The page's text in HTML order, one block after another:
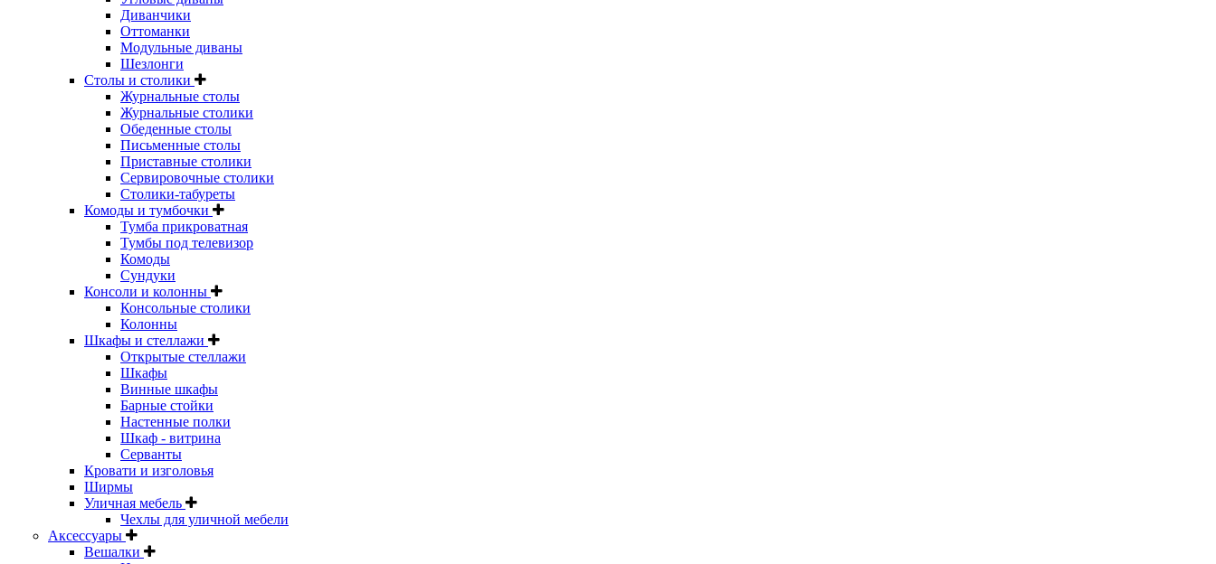
Диванчики
Оттоманки
Модульные диваны
Шезлонги
Столы и столики
Журнальные столы
Журнальные столики
Обеденные столы
Письменные столы
Приставные столики
Сервировочные столики
Столики-табуреты
Комоды и тумбочки
Тумба прикроватная
Тумбы под телевизор
Комоды
Сундуки
Консоли и колонны
Консольные столики
Колонны
Шкафы и стеллажи
Открытые стеллажи
Шкафы
Винные шкафы
Барные стойки
Настенные полки
Шкаф - витрина
Серванты
Кровати и изголовья
Ширмы
Уличная мебель
Чехлы для уличной мебели
Аксессуары
Вешалки